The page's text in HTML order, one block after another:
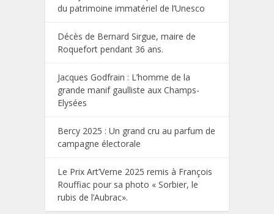
du patrimoine immatériel de l’Unesco
Décès de Bernard Sirgue, maire de
Roquefort pendant 36 ans.
Jacques Godfrain : L’homme de la
grande manif gaulliste aux Champs-
Elysées
Bercy 2025 : Un grand cru au parfum de
campagne électorale
Le Prix Art’Verne 2025 remis à François
Rouffiac pour sa photo « Sorbier, le
rubis de l’Aubrac».